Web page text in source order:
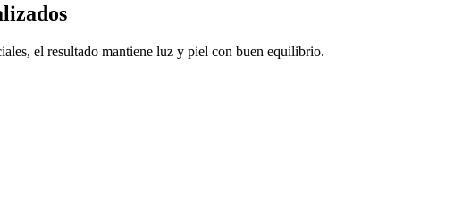
el resultado mantiene luz y piel con buen equilibrio.